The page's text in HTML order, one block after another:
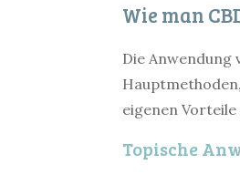
Wie man
Die Anwendung
eigenen
Topische